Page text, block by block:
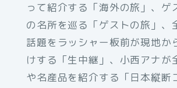
って紹介する「海外の旅」、ゲ
の名所を巡る「ゲストの旅」、
話題をラッシャー板前が現地か
けする「生中継」、小西アナが
や名産品を紹介する「日本縦断